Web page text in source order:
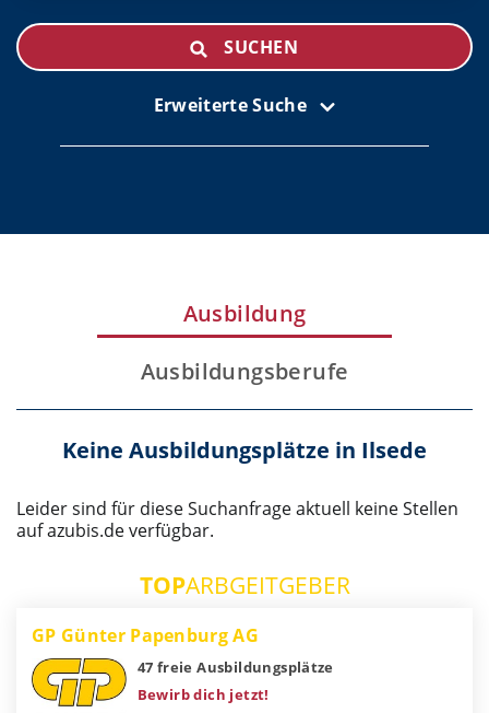
SUCHEN
Erweiterte Suche
Ausbildung
Ausbildungsberufe
Keine Ausbildungsplätze in Ilsede
Leider sind für diese Suchanfrage aktuell keine Stellen
auf azubis.de verfügbar.
TOPARBGEITGEBER
GP Günter Papenburg AG
47 freie Ausbildungsplätze
Bewirb dich jetzt!